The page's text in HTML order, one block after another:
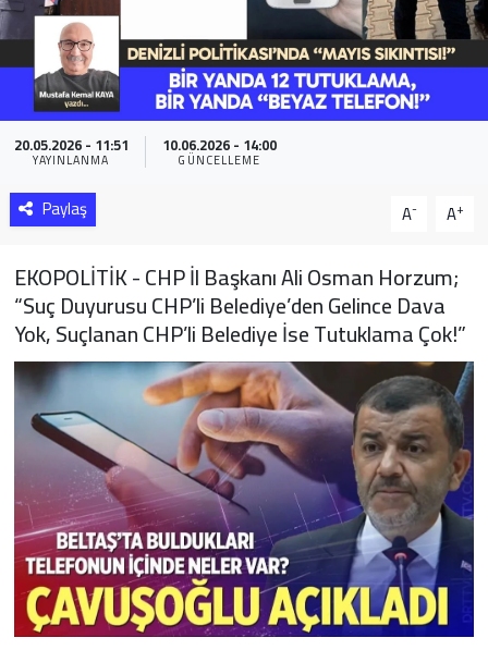
20.05.2026 - 11:51
YAYINLANMA
10.06.2026 - 14:00
GÜNCELLEME
Paylaş A- A+
EKOPOLİTİK - CHP İl Başkanı Ali Osman Horzum;
“Suç Duyurusu CHP’li Belediye’den Gelince Dava
Yok, Suçlanan CHP’li Belediye İse Tutuklama Çok!”
Sağlık
Yazarlar
Resmi İlan
Resmi Reklam